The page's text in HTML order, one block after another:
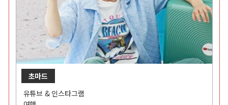
초마드
유튜브 & 인스타그램